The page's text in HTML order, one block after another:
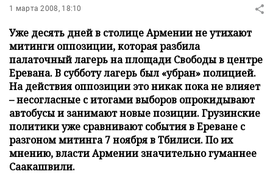
1 марта 2008, 18:10
Уже десять дней в столице Армении не утихают
митинги оппозиции, которая разбила
палаточный лагерь на площади Свободы в центре
Еревана. В субботу лагерь был «убран» полицией.
На действия оппозиции это никак пока не влияет
– несогласные с итогами выборов опрокидывают
автобусы и занимают новые позиции. Грузинские
политики уже сравнивают события в Ереване с
разгоном митинга 7 ноября в Тбилиси. По их
мнению, власти Армении значительно гуманнее
Саакашвили.